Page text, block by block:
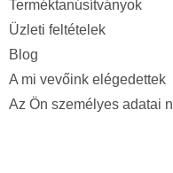
Terméktanúsítványok
Üzleti feltételek
Blog
A mi vevőink elégedettek
Az Ön személyes adatai